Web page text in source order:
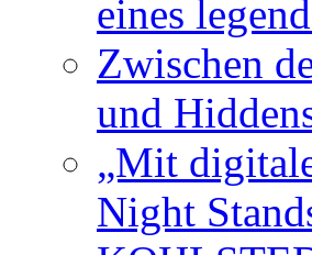
eines
Zwischen
und
„Mit
Night